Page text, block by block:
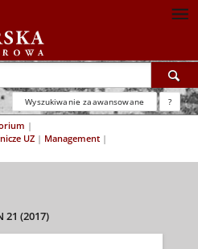
Wyszukiwanie zaawansowane ?
|
UZ | Management |
21 (2017)